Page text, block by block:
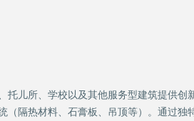
儿所、学校以及其他服务型建筑提供
隔热材料、石膏板、吊顶等）。通过